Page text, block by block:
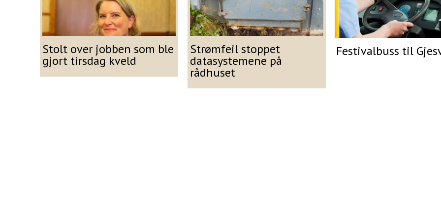
Stolt over jobben som ble
gjort tirsdag kveld
Strømfeil stoppet
datasystemene på
rådhuset
Festivalbuss til